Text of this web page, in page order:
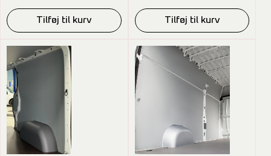
Tilføj til kurv Tilføj til kurv